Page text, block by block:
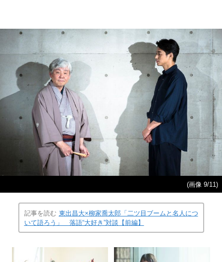
(画像 9/11)
記事を読む 東出昌大×柳家喬太郎「二ツ目ブームと名人につ
いて語ろう」 落語“大好き”対談【前編】